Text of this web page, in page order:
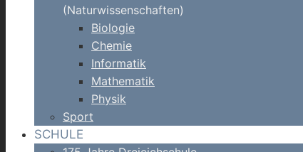
(Naturwissenschaften)
Biologie
Chemie
Informatik
Mathematik
Physik
Sport
SCHULE